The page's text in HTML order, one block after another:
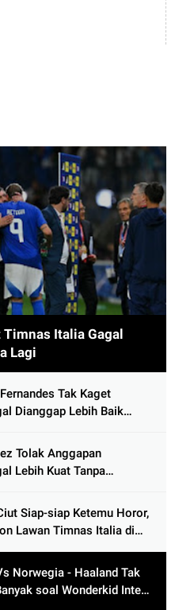
Italia Gagal
Lagi
Tak Kaget
Dianggap Lebih Baik
GolTolak Anggapan
Lebih Kuat Tanpa
Thailand
Siap-siap Ketemu Horor,
Lawan Timnas Italia di
Norwegia - Haaland Tak
soal Wonderkid Inter